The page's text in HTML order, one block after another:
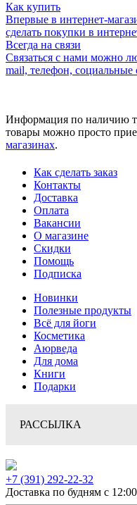
Как купить
Впервые в интернет-
сделать покупки в
Всегда на связи
Связаться с нами можно
mail, телефон, социальные
Информация по наличию
товары можно просто
магазинах.
Как сделать заказ
Контакты
Доставка
Оплата
Вакансии
О магазине
Скидки
Помощь
Подписка
Новинки
Полезные продукты
Всё для йоги
Косметика
Аюрведа
Для дома
Книги
Подарки
РАССЫЛКА
+7 (391) 292-22-32
Доставка по будням с